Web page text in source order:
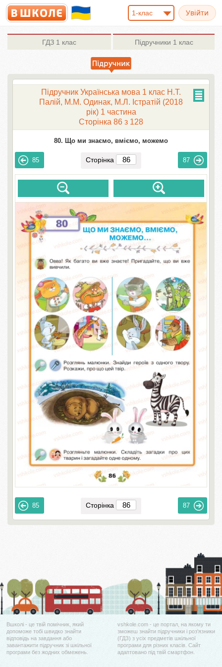
1-клас
ГДЗ 1 клас Підручники 1 клас
Підручник Українська мова 1 клас Н.Т.
Палій, М.М. Одинак, М.Л. Істратій (2018
рік) 1 частина
Сторінка 86 з 128
80. Що ми знаємо, вміємо, можемо
85 Сторінка 87
85 Сторінка 87
Вшколі - це твій помічник, який
допоможе тобі швидко знайти
відповідь на завдання або
завантажити підручник зі шкільної
програми без жодних обмежень.
vshkole.com - це портал, на якому ти
зможеш знайти підручники і роз'язники
(ГДЗ) з усіх предметів шкільної
програми для різних класів. Сайт
адаптовано під твій смартфон.